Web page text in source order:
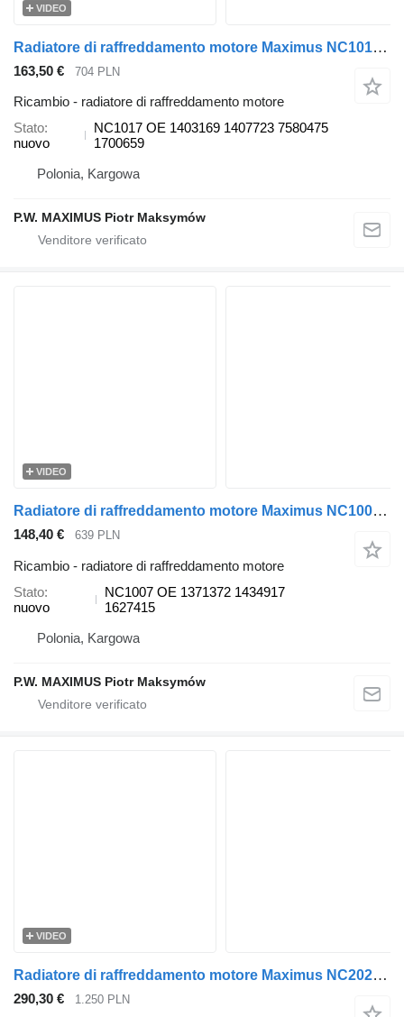
VIDEO
Radiatore di raffreddamento motore Maximus NC1017 per camion DAF CF65
163,50 € 704 PLN
Ricambio - radiatore di raffreddamento motore
Stato
nuovo
NC1017 OE 1403169 1407723 7580475
1700659
Polonia, Kargowa
P.W. MAXIMUS Piotr Maksymów
VIDEO
Radiatore di raffreddamento motore Maximus NC1007 per camion DAF CF85
148,40 € 639 PLN
Ricambio - radiatore di raffreddamento motore
Stato
nuovo
NC1007 OE 1371372 1434917
1627415
Polonia, Kargowa
P.W. MAXIMUS Piotr Maksymów
VIDEO
Radiatore di raffreddamento motore Maximus NC2028 per camion MAN TGS TGX
290,30 € 1.250 PLN